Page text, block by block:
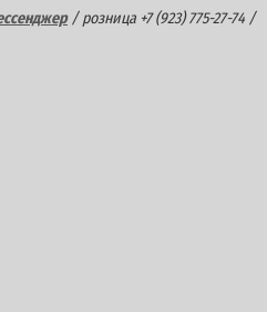
/ розница +7 (923) 775-27-74 /